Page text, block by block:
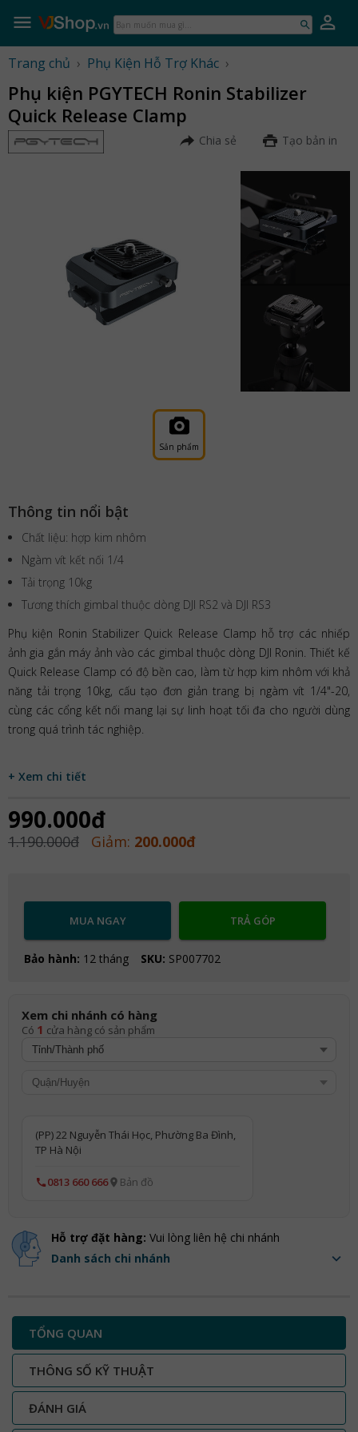
Bạn
muốn
gì...
Trang chủ › Phụ Kiện Hỗ Trợ Khác ›
Phụ kiện PGYTECH Ronin Stabilizer
Quick Release Clamp
Chia sẻ Tạo bản in
Sản phẩm
Thông tin nổi bật
Chất liệu: hợp kim nhôm
Ngàm vít kết nối 1/4
Tải trọng 10kg
Tương thích gimbal thuộc dòng DJI RS2 và DJI RS3
Phụ kiện Ronin Stabilizer Quick Release Clamp hỗ trợ các nhiếp
ảnh gia gắn máy ảnh vào các gimbal thuộc dòng DJI Ronin. Thiết kế
Quick Release Clamp có độ bền cao, làm từ hợp kim nhôm với khả
năng tải trọng 10kg, cấu tạo đơn giản trang bị ngàm vít 1/4"-20,
cùng các cổng kết nối mang lại sự linh hoạt tối đa cho người dùng
trong quá trình tác nghiệp.
+ Xem chi tiết
990.000đ
1.190.000đ Giảm: 200.000đ
MUA NGAY TRẢ GÓP
Bảo hành: 12 tháng SKU: SP007702
Xem chi nhánh có hàng
Có 1 cửa hàng có sản phẩm
(PP) 22 Nguyễn Thái Học, Phường Ba Đình,
TP Hà Nội
0813 660 666 Bản đồ
Hỗ trợ đặt hàng: Vui lòng liên hệ chi nhánh
Danh sách chi nhánh
TỔNG QUAN
THÔNG SỐ KỸ THUẬT
ĐÁNH GIÁ